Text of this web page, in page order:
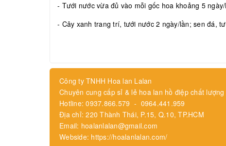
- Tưới nước vừa đủ vào mỗi gốc hoa khoảng 5
- Cây xanh trang trí, tưới nước 2 ngày/lần; sen đá,
Công ty TNHH Hoa lan Lalan
Chuyên cung cấp sỉ & lẻ hoa lan hồ điệp chất
Hotline: 0937.866.579 - 0964.441.959
Địa chỉ: 220 Thành Thái, P.15, Q.10, TP.HCM
Email: hoalanlalan@gmail.com
Webside: https://hoalanlalan.com/